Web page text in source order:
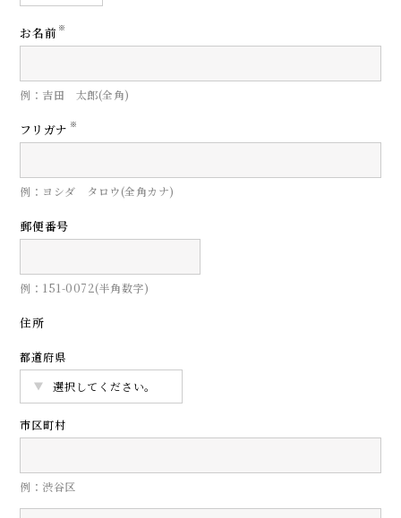
お名前 ※
例：吉田 太郎(全角)
フリガナ ※
例：ヨシダ タロウ(全角カナ)
郵便番号
例：151-0072(半角数字)
住所
都道府県
市区町村
例：渋谷区